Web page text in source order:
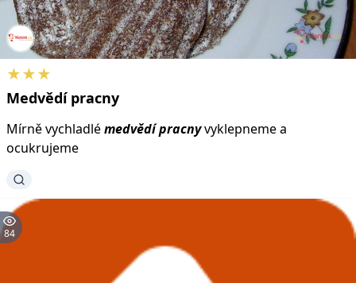
★★★
Medvědí pracny
Mírně vychladlémedvědípracnyvyklepneme a
ocukrujeme
84